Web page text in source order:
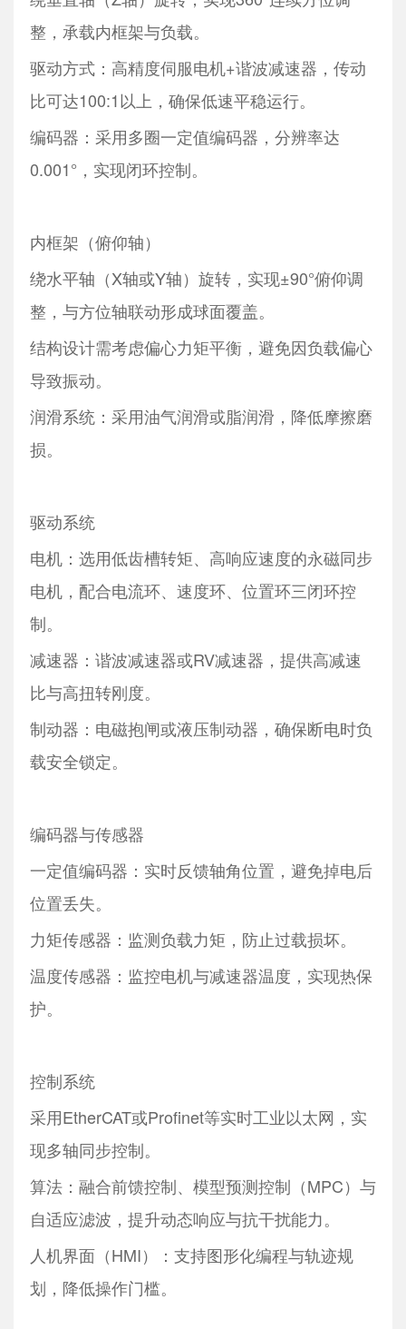
整，承载内框架与负载。
驱动方式：高精度伺服电机+谐波减速器，传动
比可达100:1以上，确保低速平稳运行。
编码器：采用多圈一定值编码器，分辨率达
0.001°，实现闭环控制。
内框架（俯仰轴）
绕水平轴（X轴或Y轴）旋转，实现±90°俯仰调
整，与方位轴联动形成球面覆盖。
结构设计需考虑偏心力矩平衡，避免因负载偏心
导致振动。
润滑系统：采用油气润滑或脂润滑，降低摩擦磨
损。
驱动系统
电机：选用低齿槽转矩、高响应速度的永磁同步
电机，配合电流环、速度环、位置环三闭环控
制。
减速器：谐波减速器或RV减速器，提供高减速
比与高扭转刚度。
制动器：电磁抱闸或液压制动器，确保断电时负
载安全锁定。
编码器与传感器
一定值编码器：实时反馈轴角位置，避免掉电后
位置丢失。
力矩传感器：监测负载力矩，防止过载损坏。
温度传感器：监控电机与减速器温度，实现热保
护。
控制系统
采用EtherCAT或Profinet等实时工业以太网，实
现多轴同步控制。
算法：融合前馈控制、模型预测控制（MPC）与
自适应滤波，提升动态响应与抗干扰能力。
人机界面（HMI）：支持图形化编程与轨迹规
划，降低操作门槛。